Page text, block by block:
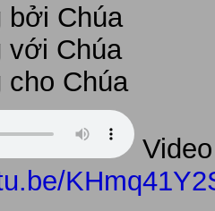
bởi Chúa
với Chúa
cho Chúa
Video